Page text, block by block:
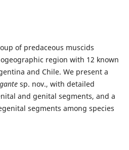
of predaceous muscids
region with 12 known
and Chile. We present a
sp. nov., with detailed
and genital segments, and a
segments among species